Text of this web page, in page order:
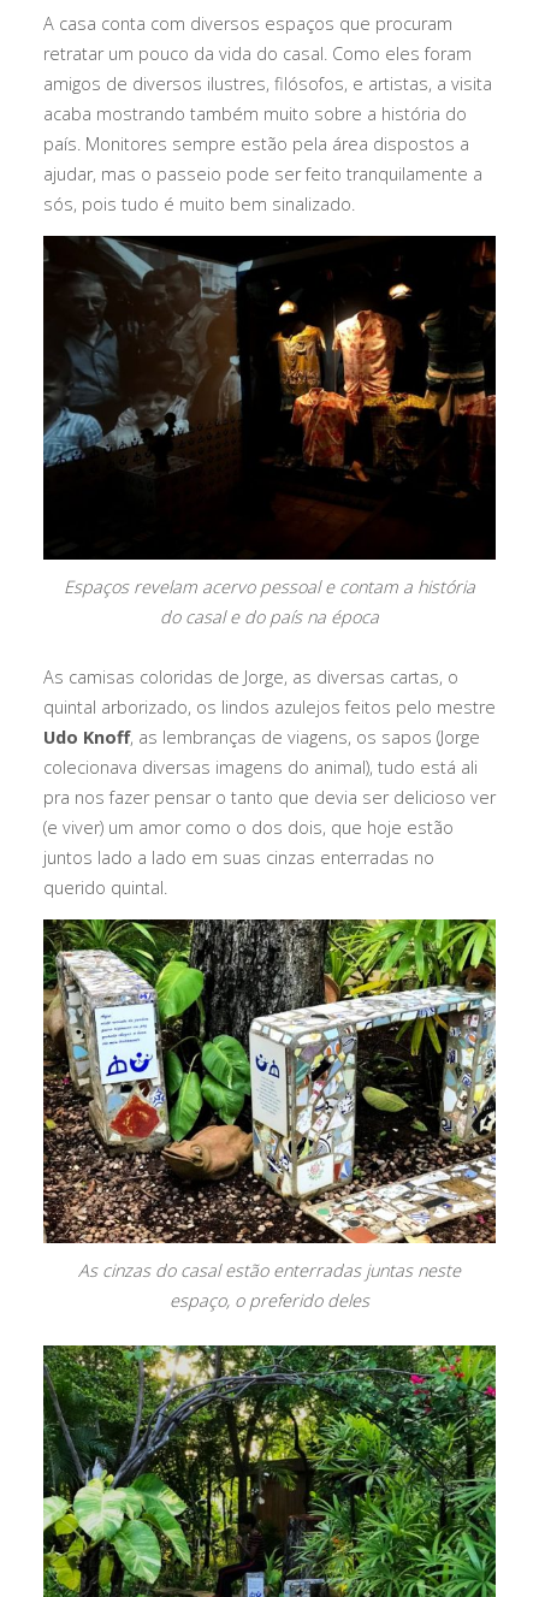
A casa conta com diversos espaços que procuram
retratar um pouco da vida do casal. Como eles foram
amigos de diversos ilustres, filósofos, e artistas, a visita
acaba mostrando também muito sobre a história do
país. Monitores sempre estão pela área dispostos a
ajudar, mas o passeio pode ser feito tranquilamente a
sós, pois tudo é muito bem sinalizado.
Espaços revelam acervo pessoal e contam a história
do casal e do país na época
As camisas coloridas de Jorge, as diversas cartas, o
quintal arborizado, os lindos azulejos feitos pelo mestre
Udo Knoff, as lembranças de viagens, os sapos (Jorge
colecionava diversas imagens do animal), tudo está ali
pra nos fazer pensar o tanto que devia ser delicioso ver
(e viver) um amor como o dos dois, que hoje estão
juntos lado a lado em suas cinzas enterradas no
querido quintal.
As cinzas do casal estão enterradas juntas neste
espaço, o preferido deles